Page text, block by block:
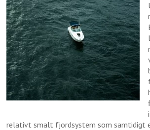
relativt smalt fjordsystem som samtidigt